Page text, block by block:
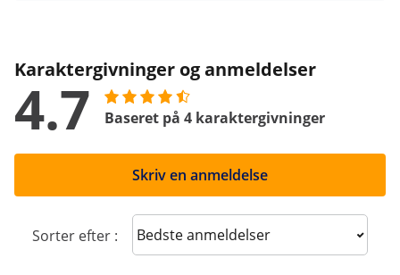
Karaktergivninger og anmeldelser
4.7 Baseret på 4 karaktergivninger
Skriv en anmeldelse
Sorter efter : Sort reviews